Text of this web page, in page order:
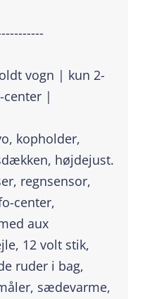
vogn | kun 2-
|
kopholder,
højdejust.
regnsensor,
center,
aux
12 volt stik,
ruder i bag,
sædevarme,